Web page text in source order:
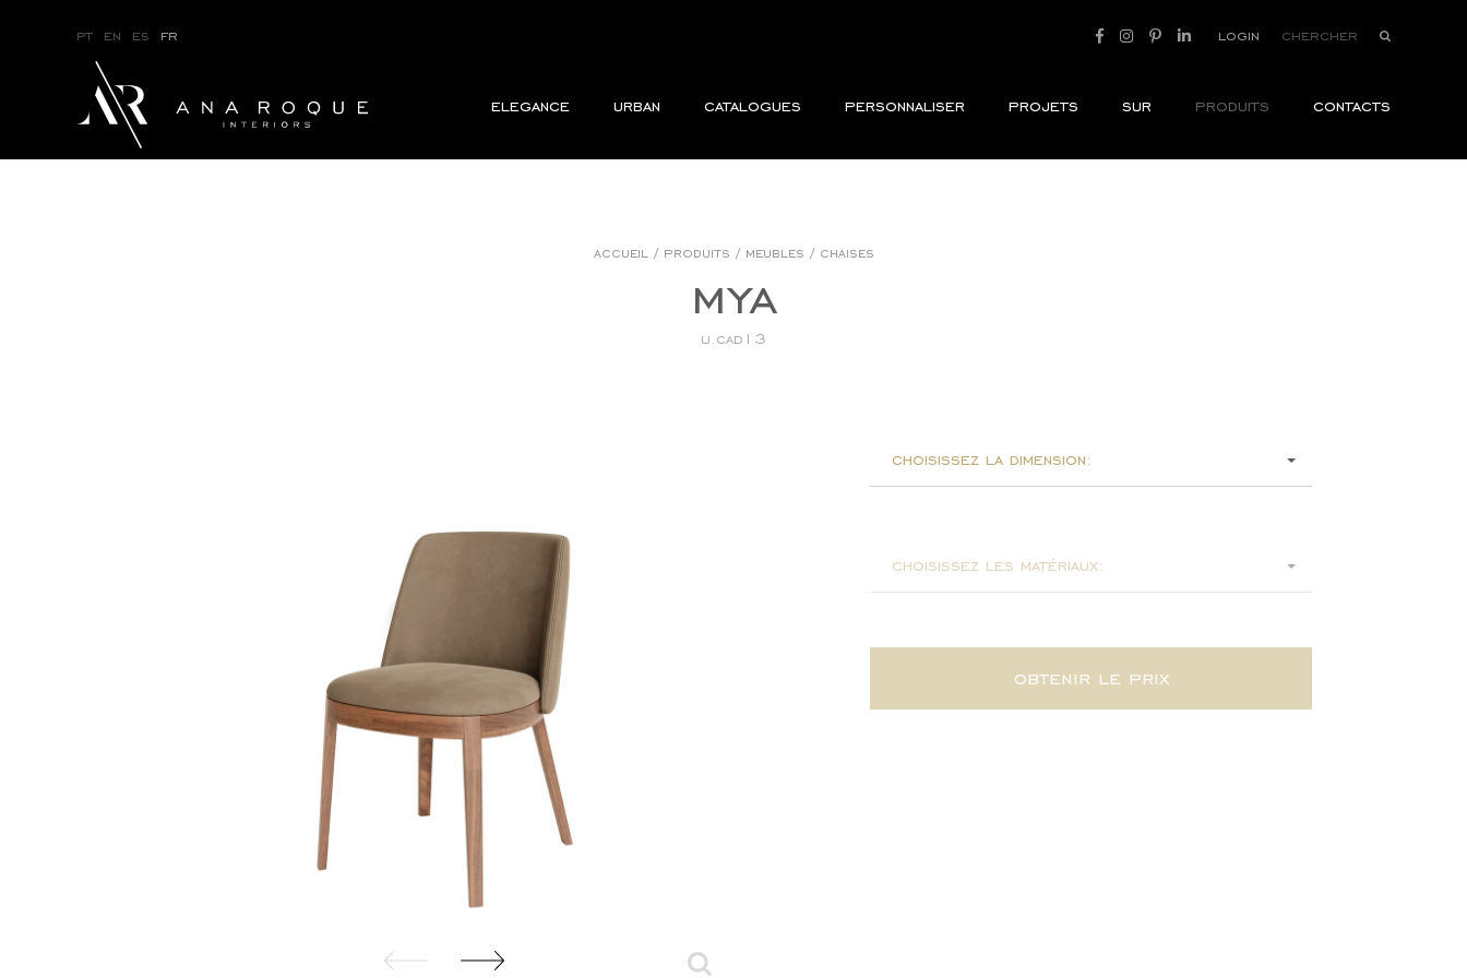
pt en es fr login
elegance urban catalogues personnaliser projets sur produits contacts
accueil/ produits / meubles / chaises
mya
u.cad13
choisissez la dimension:
choisissez les matériaux:
obtenir le prix